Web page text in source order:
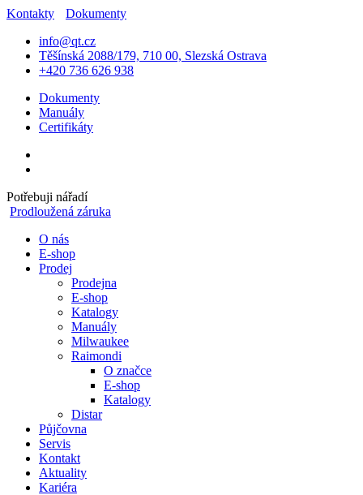
Kontakty
Dokumenty
info@qt.cz
Těšínská 2088/179, 710 00, Slezská Ostrava
+420 736 626 938
Dokumenty
Manuály
Certifikáty
Potřebuji nářadí
Prodloužená záruka
O nás
E-shop
Prodej
Prodejna
E-shop
Katalogy
Manuály
Milwaukee
Raimondi
O značce
E-shop
Katalogy
Distar
Půjčovna
Servis
Kontakt
Aktuality
Kariéra